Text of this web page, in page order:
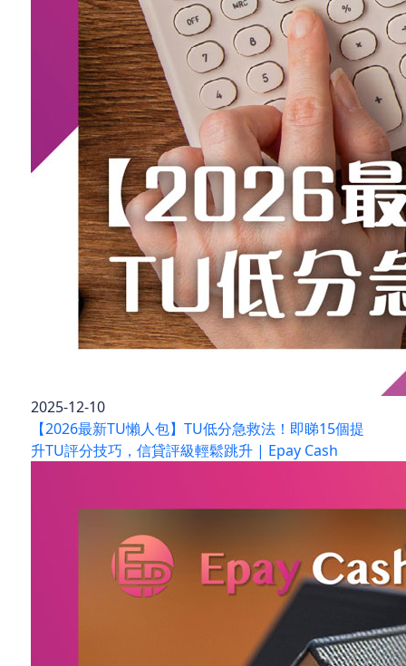
2025-12-10
【2026最新TU懶人包】TU低分急救法！即睇15個提
升TU評分技巧，信貸評級輕鬆跳升 | Epay Cash